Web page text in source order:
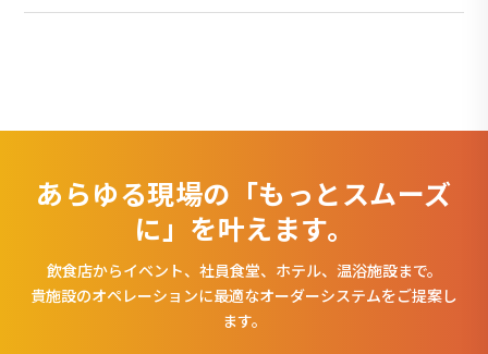
あらゆる現場の「もっとスムーズ
に」を叶えます。
飲食店からイベント、社員食堂、ホテル、温浴施設まで。
貴施設のオペレーションに最適なオーダーシステムをご提案し
ます。